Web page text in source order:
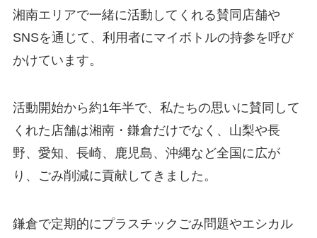
湘南エリアで一緒に活動してくれる賛同店舗や
SNSを通じて、利用者にマイボトルの持参を呼び
かけています。
活動開始から約1年半で、私たちの思いに賛同して
くれた店舗は湘南・鎌倉だけでなく、山梨や長
野、愛知、長崎、鹿児島、沖縄など全国に広が
り、ごみ削減に貢献してきました。
鎌倉で定期的にプラスチックごみ問題やエシカル